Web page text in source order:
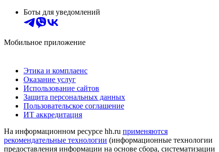
Боты для уведомлений
Мобильное приложение
Этика и комплаенс
Оказание услуг
Использование сайтов
Защита персональных данных
Пользовательское соглашение
ИТ аккредитация
На информационном ресурсе hh.ru применяются
рекомендательные технологии (информационные технологии
предоставления информации на основе сбора, систематизации